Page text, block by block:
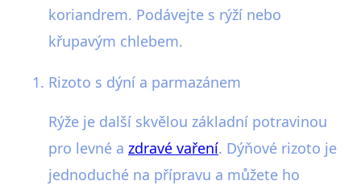
koriandrem. Podávejte s rýží nebo
křupavým chlebem.
Rizoto s dýní a parmazánem
Rýže je další skvělou základní potravinou
pro levné a zdravé vaření. Dýňové rizoto je
jednoduché na přípravu a můžete ho